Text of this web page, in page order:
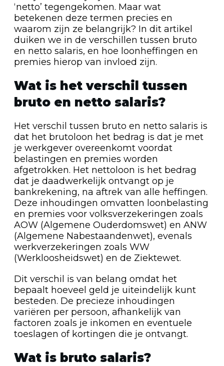
‘netto’ tegengekomen. Maar wat
betekenen deze termen precies en
waarom zijn ze belangrijk? In dit artikel
duiken we in de verschillen tussen bruto
en netto salaris, en hoe loonheffingen en
premies hierop van invloed zijn.
Wat is het verschil tussen
bruto en netto salaris?
Het verschil tussen bruto en netto salaris is
dat het brutoloon het bedrag is dat je met
je werkgever overeenkomt voordat
belastingen en premies worden
afgetrokken. Het nettoloon is het bedrag
dat je daadwerkelijk ontvangt op je
bankrekening, na aftrek van alle heffingen.
Deze inhoudingen omvatten loonbelasting
en premies voor volksverzekeringen zoals
AOW (Algemene Ouderdomswet) en ANW
(Algemene Nabestaandenwet), evenals
werkverzekeringen zoals WW
(Werkloosheidswet) en de Ziektewet.
Dit verschil is van belang omdat het
bepaalt hoeveel geld je uiteindelijk kunt
besteden. De precieze inhoudingen
variëren per persoon, afhankelijk van
factoren zoals je inkomen en eventuele
toeslagen of kortingen die je ontvangt.
Wat is bruto salaris?